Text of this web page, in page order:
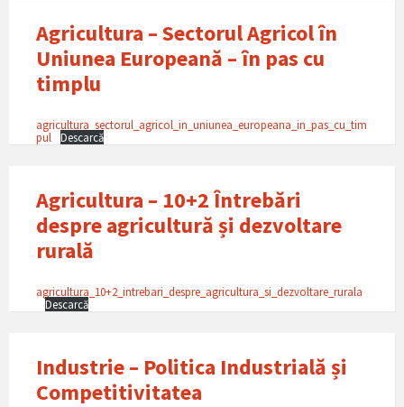
Agricultura – Sectorul Agricol în
Uniunea Europeană – în pas cu
timplu
agricultura_sectorul_agricol_in_uniunea_europeana_in_pas_cu_tim
pul
Descarcă
Agricultura – 10+2 Întrebări
despre agricultură și dezvoltare
rurală
agricultura_10+2_intrebari_despre_agricultura_si_dezvoltare_rurala
Descarcă
Industrie – Politica Industrială și
Competitivitatea